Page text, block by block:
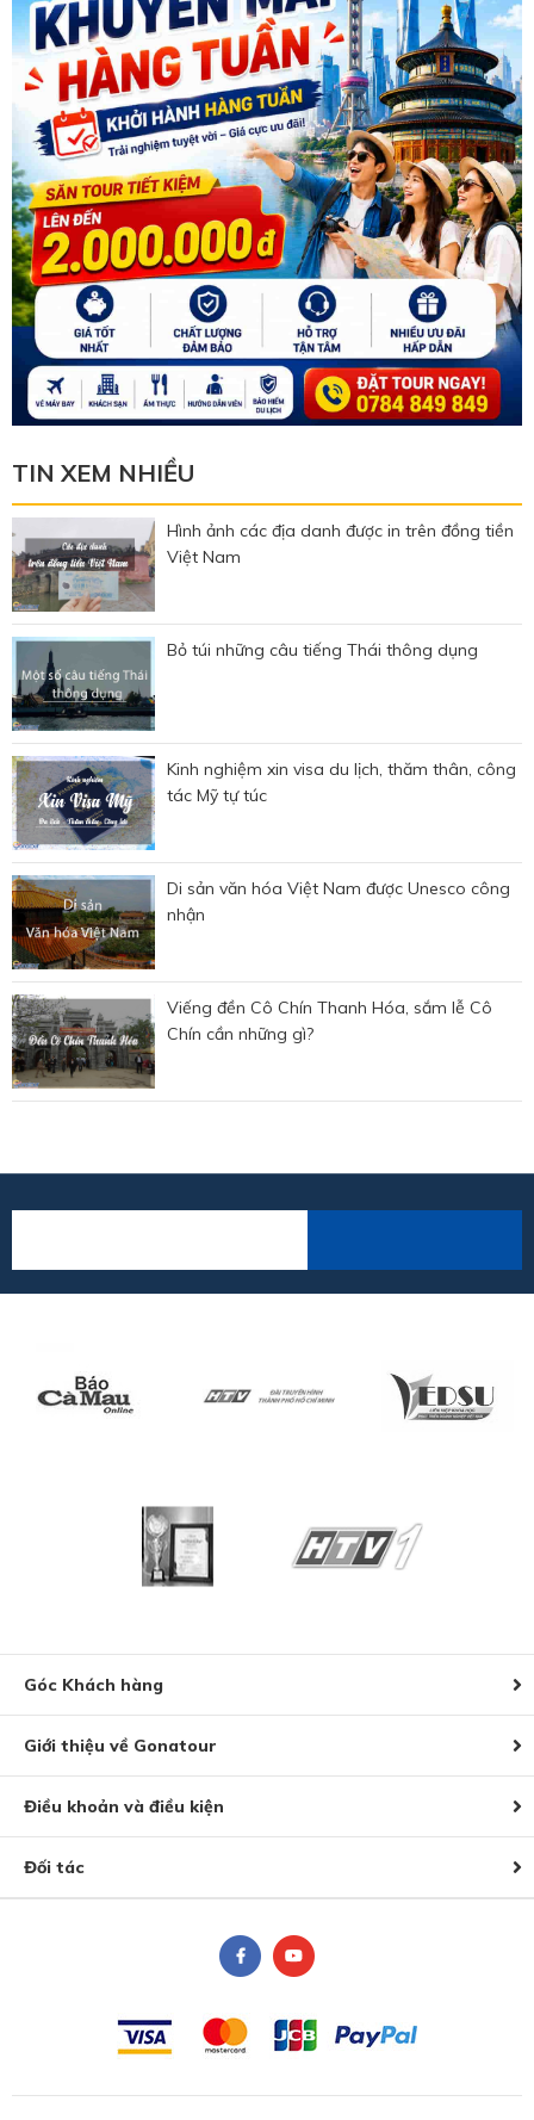
TIN XEM NHIỀU
Hình ảnh các địa danh được in trên đồng tiền
Việt Nam
Bỏ túi những câu tiếng Thái thông dụng
Kinh nghiệm xin visa du lịch, thăm thân, công
tác Mỹ tự túc
Di sản văn hóa Việt Nam được Unesco công
nhận
Viếng đền Cô Chín Thanh Hóa, sắm lễ Cô
Chín cần những gì?
Góc Khách hàng
Giới thiệu về Gonatour
Điều khoản và điều kiện
Đối tác